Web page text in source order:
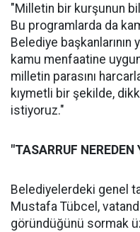
"Milletin bir kurşunun
Bu programlarda da
Belediye başkanlarının
kamu menfaatine
milletin parasını
kıymetli bir şekilde,
istiyoruz."
"TASARRUF NEREDEN
Belediyelerdeki genel
Mustafa Tübcel,
göründüğünü sormak